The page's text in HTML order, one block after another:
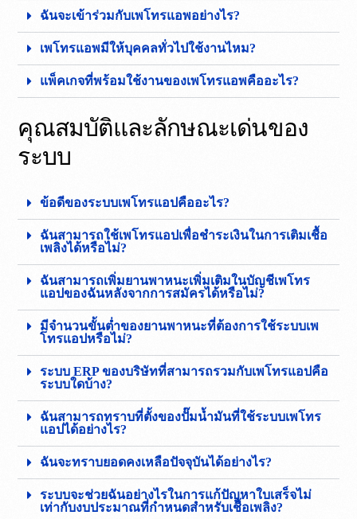
ฉันจะเข้าร่วมกับเพโทรแอพอย่างไร?
เพโทรแอพมีให้บุคคลทั่วไปใช้งานไหม?
แพ็คเกจที่พร้อมใช้งานของเพโทรแอพคืออะไร?
คุณสมบัติและลักษณะเด่นของ
ระบบ
ข้อดีของระบบเพโทรแอปคืออะไร?
ฉันสามารถใช้เพโทรแอปเพื่อชำระเงินในการเติมเชื้อ
เพลิงได้หรือไม่?
ฉันสามารถเพิ่มยานพาหนะเพิ่มเติมในบัญชีเพโทร
แอปของฉันหลังจากการสมัครได้หรือไม่?
มีจำนวนขั้นต่ำของยานพาหนะที่ต้องการใช้ระบบเพ
โทรแอปหรือไม่?
ระบบ ERP ของบริษัทที่สามารถรวมกับเพโทรแอปคือ
ระบบใดบ้าง?
ฉันสามารถทราบที่ตั้งของปั๊มน้ำมันที่ใช้ระบบเพโทร
แอปได้อย่างไร?
ฉันจะทราบยอดคงเหลือปัจจุบันได้อย่างไร?
ระบบจะช่วยฉันอย่างไรในการแก้ปัญหาใบเสร็จไม่
เท่ากับงบประมาณที่กำหนดสำหรับเชื้อเพลิง?